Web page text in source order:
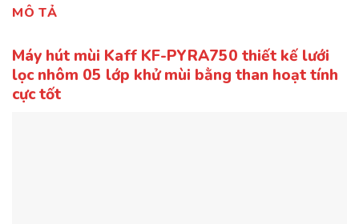
MÔ TẢ
Máy hút mùi Kaff KF-PYRA750 thiết kế lưới
lọc nhôm 05 lớp khử mùi bằng than hoạt tính
cực tốt